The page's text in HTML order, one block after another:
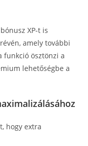
XP-t is
amely további
funkció ösztönzi a
lehetőségbe a
hogy extra